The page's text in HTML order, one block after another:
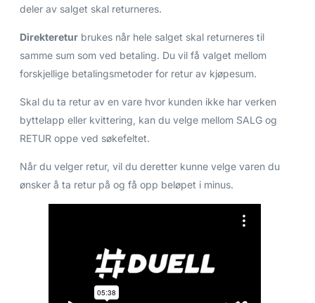
deler av salget skal returneres.
Direkteretur brukes når hele salget skal returneres til
samme sum som ved betaling. Du vil få valget mellom
forskjellige betalingsmetoder for retur av kjøpesum.
Skal du ta retur av en vare hvor kunden ikke har verken
byttelapp eller kvittering, kan du velge mellom SALG og
RETUR oppe ved søkefeltet.
Når du velger retur, vil du deretter kunne velge varen du
ønsker å ta retur på og få opp beløpet i minus.